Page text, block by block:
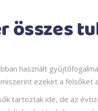
összes
használt
ezeket a felsőket
tartoztak ide, de az